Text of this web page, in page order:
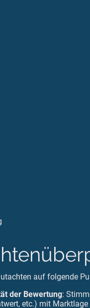
auf folgende
der Bewertung:
etc.) mit